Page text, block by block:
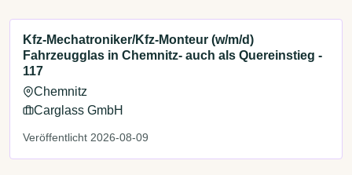
Kfz-Mechatroniker/Kfz-Monteur (w/m/d)
Fahrzeugglas in Chemnitz- auch als Quereinstieg -
117
Chemnitz
Carglass GmbH
Veröffentlicht 2026-08-09